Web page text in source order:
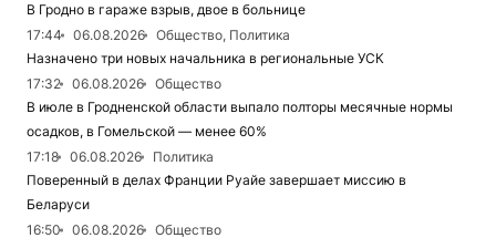
В Гродно в гараже взрыв, двое в больнице
17:44
06.08.2026
Общество, Политика
Назначено три новых начальника в региональные УСК
17:32
06.08.2026
Общество
В июле в Гродненской области выпало полторы месячные нормы
осадков, в Гомельской — менее 60%
17:18
06.08.2026
Политика
Поверенный в делах Франции Руайе завершает миссию в
Беларуси
16:50
06.08.2026
Общество